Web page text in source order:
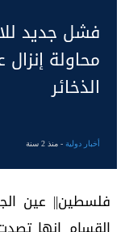
فشل جديد
محاولة
الذخائر
أخبار دولية- منذ 2 سنة
فلسطين|| عين